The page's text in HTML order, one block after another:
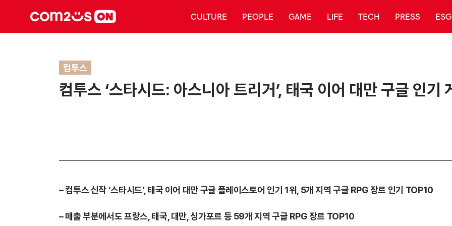
CULTURE PEOPLE GAME LIFE TECH PRESS ESG
컴투스
컴투스 ‘스타시드: 아스니아 트리거’, 태국 이어 대만 구글 인기
– 컴투스 신작 ‘스타시드’, 태국 이어 대만 구글 플레이스토어 인기 1위, 5개 지역 구글 RPG 장르 인기 TOP10
– 매출 부분에서도 프랑스, 태국, 대만, 싱가포르 등 59개 지역 구글 RPG 장르 TOP10